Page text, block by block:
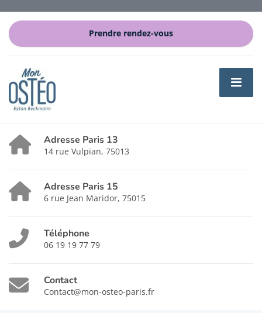
Prendre rendez-vous
Adresse Paris 13
14 rue Vulpian, 75013
Adresse Paris 15
6 rue Jean Maridor, 75015
Téléphone
06 19 19 77 79
Contact
Contact@mon-osteo-paris.fr